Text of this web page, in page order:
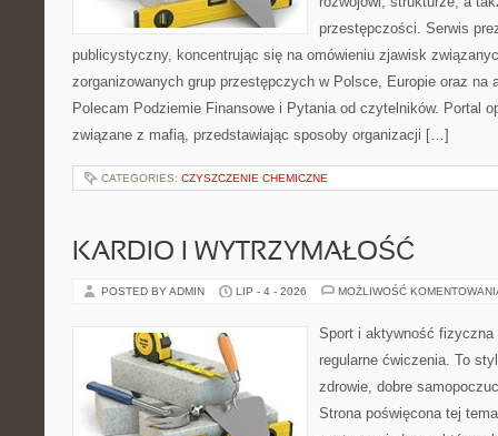
przestępczości. Serwis
publicystyczny, koncentrując się na omówieniu zjawisk
zorganizowanych grup przestępczych w Polsce, Europie oraz na
Polecam Podziemie Finansowe i Pytania od czytelników. Portal
związane z mafią, przedstawiając sposoby organizacji […]
CATEGORIES: CZYSZCZENIE CHEMICZNE
KARDIO I WYTRZYMAŁOŚĆ
POSTED BY ADMIN LIP - 4 - 2026 MOŻLIWOŚĆ
Sport i aktywność
regularne ćwiczenia. To
zdrowie, dobre
Strona poświęcona tej